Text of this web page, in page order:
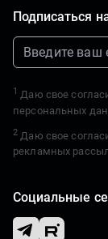
Подписаться
1 Даю свое
персональных
2 Даю свое
рекламных
Социальные